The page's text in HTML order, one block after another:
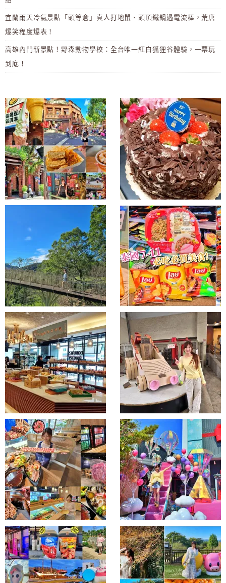
宜蘭雨天冷氣景點「頭等倉」真人打地鼠、頭頂鐵鍋過電流棒，荒唐
爆笑程度爆表！
高雄內門新景點！野森動物學校：全台唯一紅白狐狸谷體驗，一票玩
到底！